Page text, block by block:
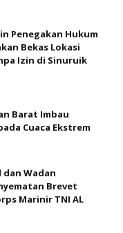
Penegakan Hukum
Bekas Lokasi
Izin di Sinuruik
Barat Imbau
Cuaca Ekstrem
dan Wadan
Brevet
Marinir TNI AL